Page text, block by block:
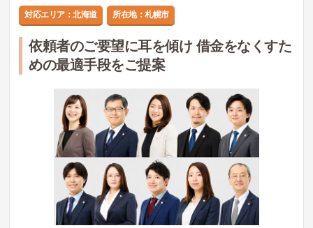
対応エリア：北海道 所在地：札幌市
依頼者のご要望に耳を傾け 借金をなくすた
めの最適手段をご提案